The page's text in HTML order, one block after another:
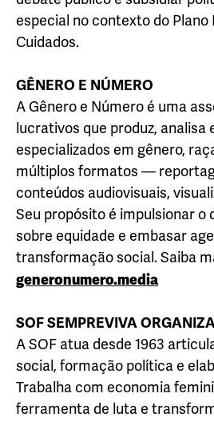
especial no contexto do Plano
Cuidados.
GÊNERO E NÚMERO
A Gênero e Número é uma
lucrativos que produz, analisa
especializados em gênero,
múltiplos formatos —
conteúdos audiovisuais,
Seu propósito é impulsionar o
sobre equidade e embasar
transformação social. Saiba
generonumero.media
SOF SEMPREVIVA
A SOF atua desde 1963
social, formação política e
Trabalha com economia
ferramenta de luta e